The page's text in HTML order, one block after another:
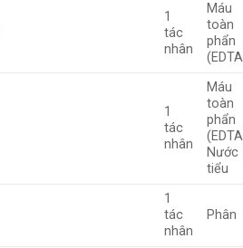
1
tác
nhân
Máu
toàn
phẩn
1
tác
nhân
Máu
toàn
phẩn
Nước
tiểu
1
tác
nhân
Phân